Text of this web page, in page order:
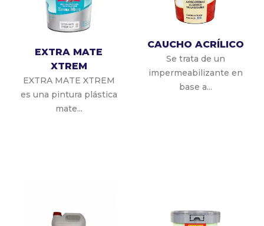
EXTRA MATE
XTREM
EXTRA MATE XTREM
es una pintura plástica
mate...
CAUCHO ACRÍLICO
Se trata de un
impermeabilizante en
base a...